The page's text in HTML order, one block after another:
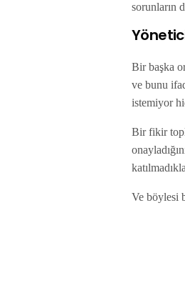
sorunların
Bir başka
ve bunu
istemiyor
Bir fikir
Ve böylesi